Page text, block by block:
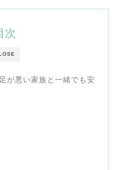
次
が悪い家族と一緒でも安